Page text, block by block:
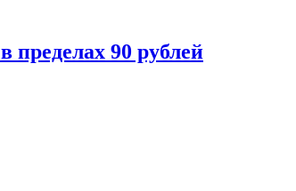
пределах 90 рублей